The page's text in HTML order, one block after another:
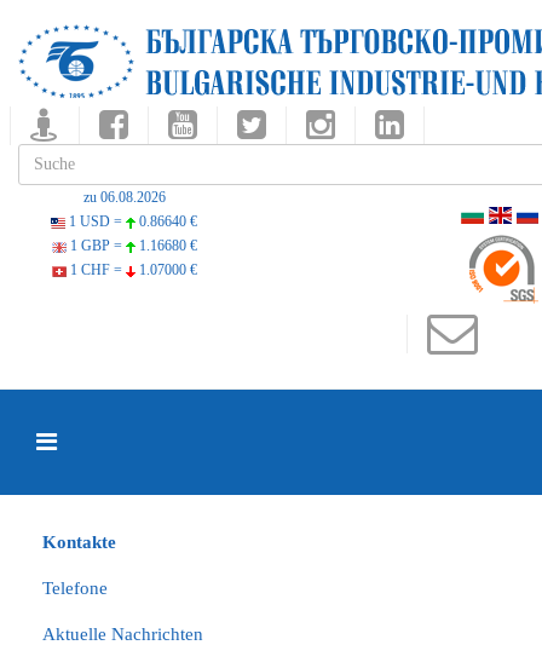
zu 06.08.2026
1 USD =
0.86640 €
1 GBP =
1.16680 €
1 CHF =
1.07000 €
Kontakte
Telefone
Aktuelle Nachrichten